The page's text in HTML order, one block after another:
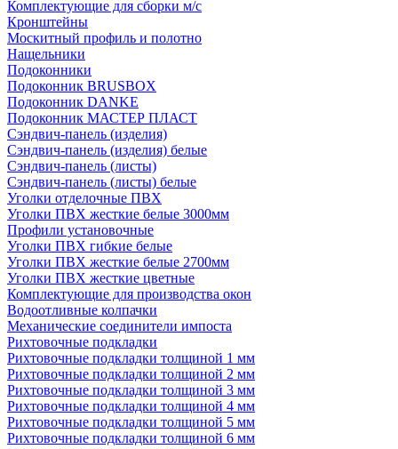
Комплектующие для сборки м/с
Кронштейны
Москитный профиль и полотно
Нащельники
Подоконники
Подоконник BRUSBOX
Подоконник DANKE
Подоконник МАСТЕР ПЛАСТ
Сэндвич-панель (изделия)
Сэндвич-панель (изделия) белые
Сэндвич-панель (листы)
Сэндвич-панель (листы) белые
Уголки отделочные ПВХ
Уголки ПВХ жесткие белые 3000мм
Профили установочные
Уголки ПВХ гибкие белые
Уголки ПВХ жесткие белые 2700мм
Уголки ПВХ жесткие цветные
Комплектующие для производства окон
Водоотливные колпачки
Механические соединители импоста
Рихтовочные подкладки
Рихтовочные подкладки толщиной 1 мм
Рихтовочные подкладки толщиной 2 мм
Рихтовочные подкладки толщиной 3 мм
Рихтовочные подкладки толщиной 4 мм
Рихтовочные подкладки толщиной 5 мм
Рихтовочные подкладки толщиной 6 мм